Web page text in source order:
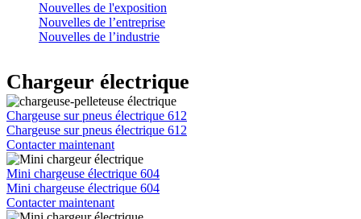
Nouvelles de l'exposition
Nouvelles de l’entreprise
Nouvelles de l’industrie
Chargeur électrique
Chargeuse sur pneus électrique 612
Chargeuse sur pneus électrique 612
Contacter maintenant
Mini chargeuse électrique 604
Mini chargeuse électrique 604
Contacter maintenant